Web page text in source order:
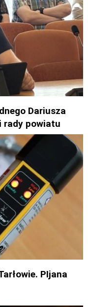
Dariusza
rady powiatu
PIjana